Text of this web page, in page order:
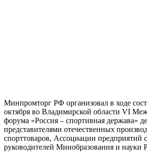
Минпромторг РФ организовал в ходе
октября во Владимирской области VI
форума «Россия – спортивная держава»
представителями отечественных
спорттоваров, Ассоциации предприятий
руководителей Минобразования и